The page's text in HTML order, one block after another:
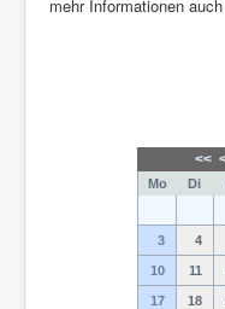
mehr Informationen
<<
Mo Di
3 4
10 11
17 18